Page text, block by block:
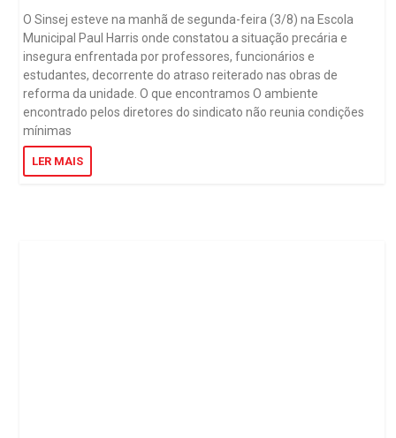
O Sinsej esteve na manhã de segunda-feira (3/8) na Escola
Municipal Paul Harris onde constatou a situação precária e
insegura enfrentada por professores, funcionários e
estudantes, decorrente do atraso reiterado nas obras de
reforma da unidade. O que encontramos O ambiente
encontrado pelos diretores do sindicato não reunia condições
mínimas
LER MAIS